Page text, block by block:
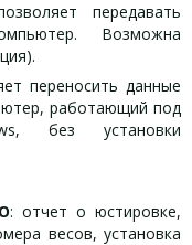
передавать
Возможна
переносить данные
работающий под
без установки
: отчет о юстировке,
весов, установка